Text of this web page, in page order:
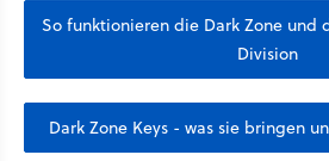
So funktionieren die Dark Zone und
Division
Dark Zone Keys - was sie bringen